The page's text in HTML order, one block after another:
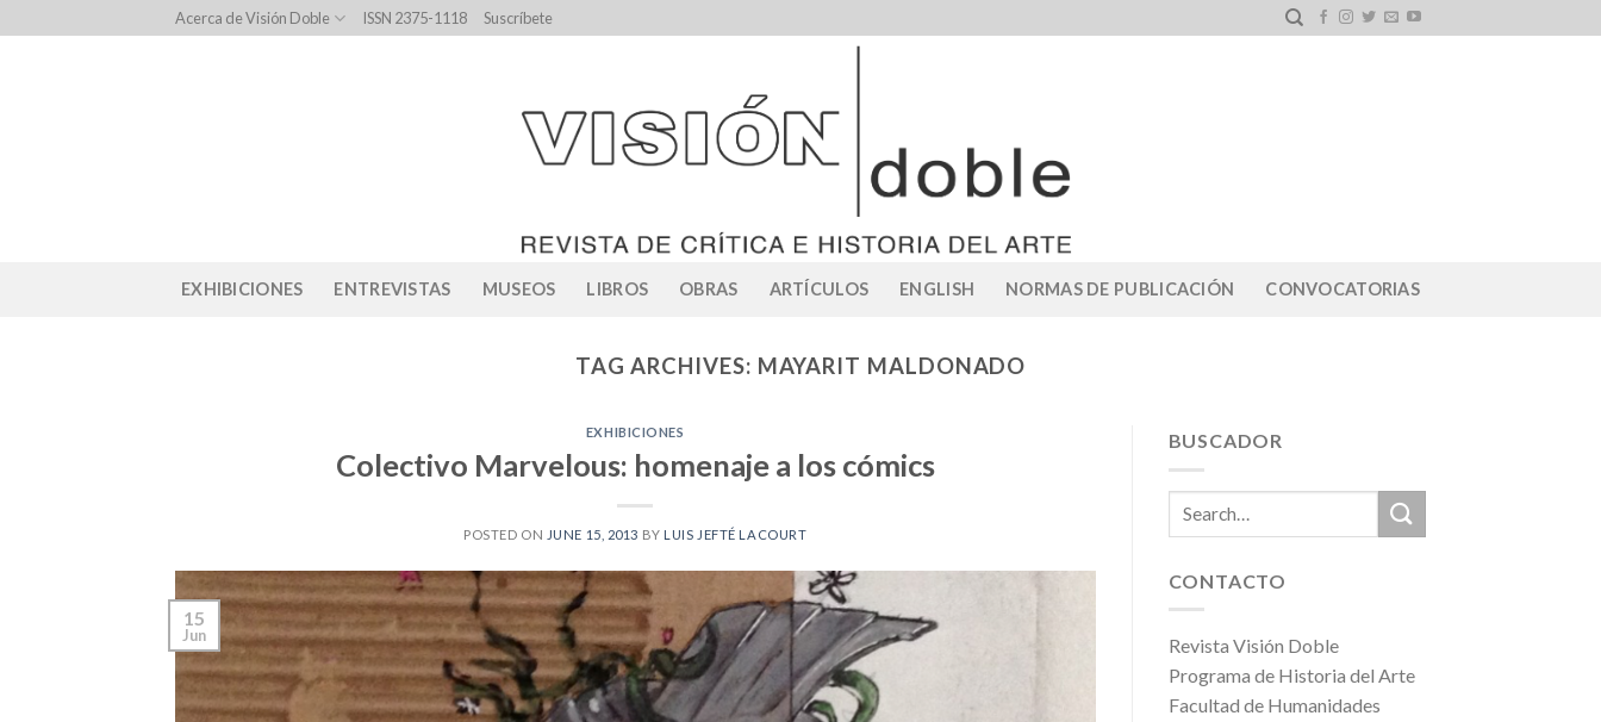
to
Acerca de Visión Doble ISSN 2375-1118 Suscríbete
EXHIBICIONES ENTREVISTAS MUSEOS LIBROS OBRAS ARTÍCULOS ENGLISH NORMAS DE PUBLICACIÓN CONVOCATORIAS
TAG ARCHIVES: MAYARIT MALDONADO
EXHIBICIONES
Colectivo Marvelous: homenaje a los cómics
POSTED ON JUNE 15, 2013 BY LUIS JEFTÉ LACOURT
15
Jun
BUSCADOR
CONTACTO
Revista Visión Doble
Programa de Historia del Arte
Facultad de Humanidades